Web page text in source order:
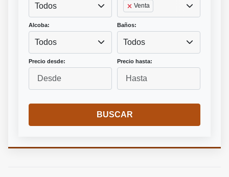
Todos Venta
Alcoba:
Todos
Baños:
Todos
Precio desde: Precio hasta:
BUSCAR